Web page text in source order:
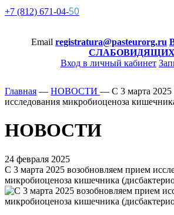
+7 (812) 671-04-50
Email registratura@pasteurorg.ru
СЛАБОВИДЯЩИХ
Вход в личный кабинет
Главная — НОВОСТИ — С 3 марта
исследования микробиоценоза
НОВОСТИ
24 февраля 2025
С 3 марта 2025 возобновляем прием
микробиоценоза кишечника